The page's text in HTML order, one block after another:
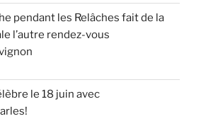
pendant les Relâches fait de la
l’autre rendez-vous
le 18 juin avec